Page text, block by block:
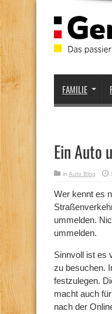
FAMILIE
Ein Auto
in Auto Blog
Wer kennt es
ummelden.
ummelden.
Sinnvoll ist es
zu besuchen.
festzulegen.
macht auch
nach der